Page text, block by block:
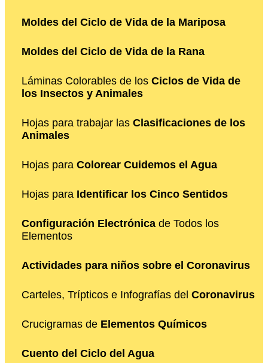
Moldes del Ciclo de Vida de la Mariposa
Moldes del Ciclo de Vida de la Rana
Láminas Colorables de los Ciclos de Vida de
los Insectos y Animales
Hojas para trabajar las Clasificaciones de los
Animales
Hojas para Colorear Cuidemos el Agua
Hojas para Identificar los Cinco Sentidos
Configuración Electrónica de Todos los
Elementos
Actividades para niños sobre el Coronavirus
Carteles, Trípticos e Infografías del Coronavirus
Crucigramas de Elementos Químicos
Cuento del Ciclo del Agua